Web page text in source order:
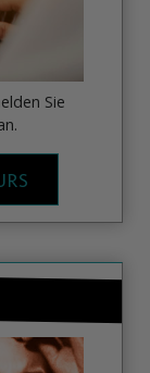
Sie